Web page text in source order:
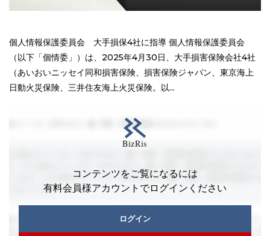
個人情報保護委員会 大手損保4社に指導 個人情報保護委員会
（以下「個情委」）は、2025年4月30日、大手損害保険会社4社
（あいおいニッセイ同和損害保険、損害保険ジャパン、東京海上
日動火災保険、三井住友海上火災保険。以...
コンテンツをご覧になるには
有料会員様アカウントでログインください
ログイン